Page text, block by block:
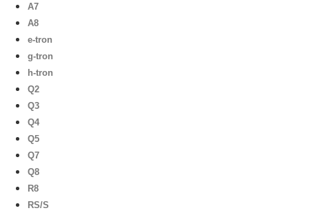
A7
A8
e-tron
g-tron
h-tron
Q2
Q3
Q4
Q5
Q7
Q8
R8
RS/S